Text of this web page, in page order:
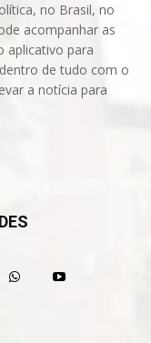
no Brasil, no
acompanhar as
aplicativo para
de tudo com o
a notícia para